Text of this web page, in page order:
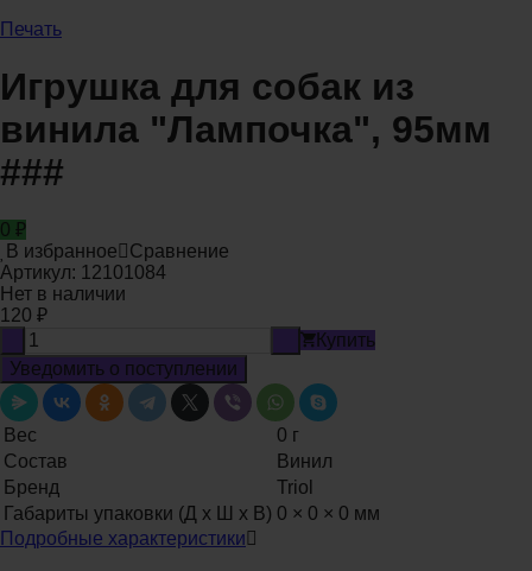
Печать
Игрушка для собак из
винила "Лампочка", 95мм
###
0 ₽
В избранное
Сравнение
Артикул: 12101084
Нет в наличии
120 ₽
Купить
Уведомить о поступлении
Вес
0 г
Состав
Винил
Бренд
Triol
Габариты упаковки (Д х Ш х В) 0 × 0 × 0 мм
Подробные характеристики